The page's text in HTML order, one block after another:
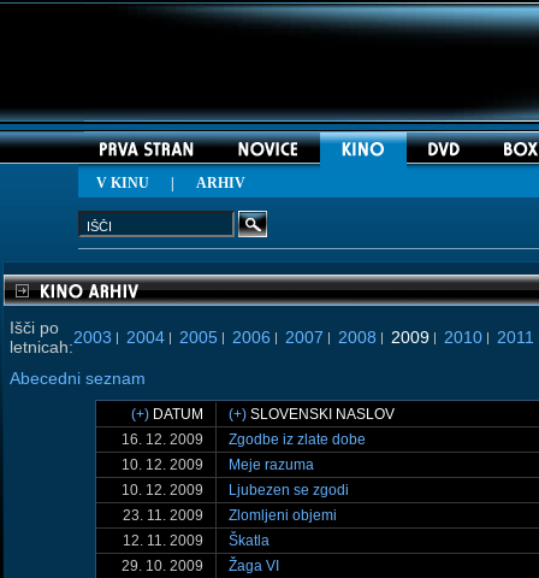
V KINU| ARHIV
Išči po
letnicah:2003 | 2004 | 2005 | 2006 | 2007 | 2008 | 2009 | 2010 | 2011
Abecedni seznam
(+)DATUM (+)SLOVENSKI NASLOV
16. 12. 2009
Zgodbe iz zlate dobe
10. 12. 2009
Meje razuma
10. 12. 2009
Ljubezen se zgodi
23. 11. 2009
Zlomljeni objemi
12. 11. 2009
Škatla
29. 10. 2009
Žaga VI